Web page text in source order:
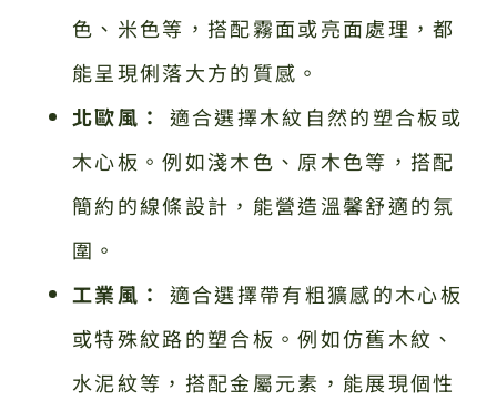
色、米色等，搭配霧面或亮面處理，都
能呈現俐落大方的質感。
北歐風：
適合選擇木紋自然的塑合板或
木心板。例如淺木色、原木色等，搭配
簡約的線條設計，能營造溫馨舒適的氛
圍。
工業風：
適合選擇帶有粗獷感的木心板
或特殊紋路的塑合板。例如仿舊木紋、
水泥紋等，搭配金屬元素，能展現個性